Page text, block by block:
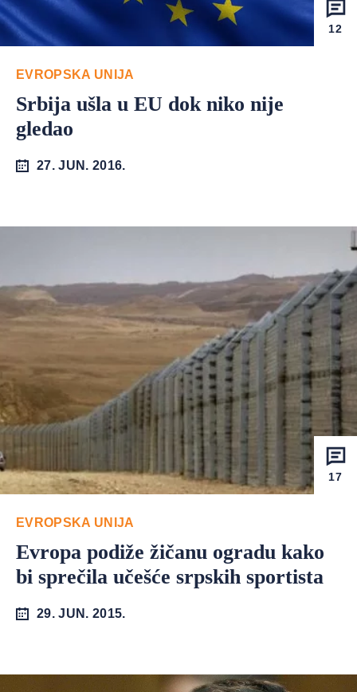
12
EVROPSKA UNIJA
Srbija ušla u EU dok niko nije
gledao
27. JUN. 2016.
17
EVROPSKA UNIJA
Evropa podiže žičanu ogradu kako
bi sprečila učešće srpskih sportista
29. JUN. 2015.